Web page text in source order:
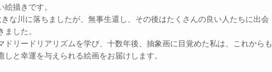
描きです。
な川に落ちましたが、無事生還し、その後はたくさんの良い人たちに出会
した。
ドリードリアリズムを学び、十数年後、抽象画に目覚めた私は、これからも
しと幸運を与えられる絵画をお届けします。